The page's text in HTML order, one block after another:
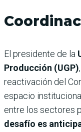
El presidente de la
Producción (UGP),
reactivación del
espacio
entre los sectores
desafío es